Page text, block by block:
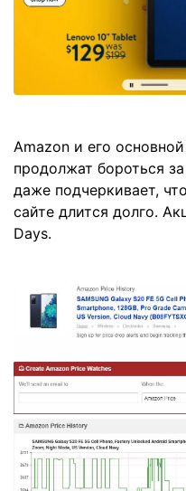
Amazon и его
продолжат бороться
даже подчеркивает,
сайте длится долго.
Days.